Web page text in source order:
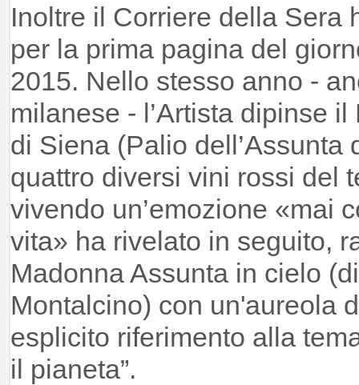
Inoltre il Corriere della Sera
per la prima pagina del
2015. Nello stesso anno -
milanese - l’Artista dipinse
di Siena (Palio dell’Assunta
quattro diversi vini rossi del
vivendo un’emozione «mai
vita» ha rivelato in seguito,
Madonna Assunta in cielo
Montalcino) con un'aureola
esplicito riferimento alla
il pianeta”.